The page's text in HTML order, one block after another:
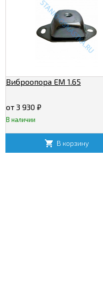
Виброопора EM 1.65
от 3 930 ₽
В наличии
В корзину